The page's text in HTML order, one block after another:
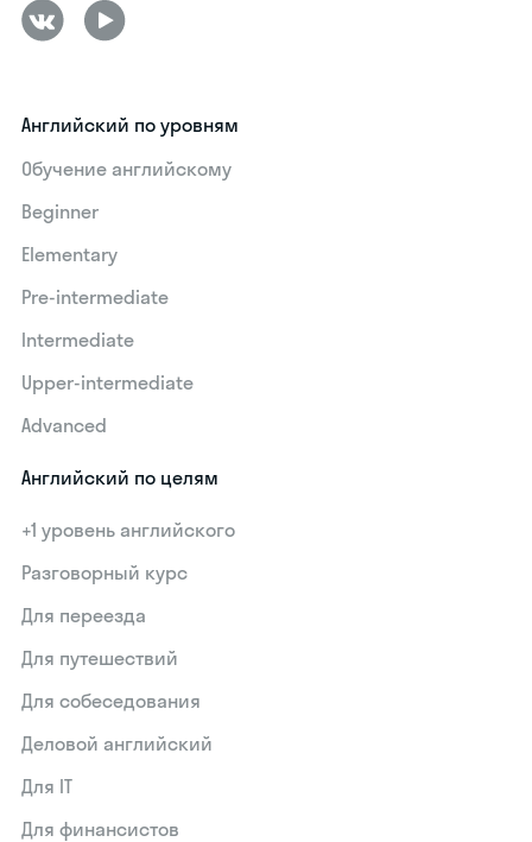
Английский по уровням
Обучение английскому
Beginner
Elementary
Pre-intermediate
Intermediate
Upper-intermediate
Advanced
Английский по целям
+1 уровень английского
Разговорный курс
Для переезда
Для путешествий
Для собеседования
Деловой английский
Для IT
Для финансистов